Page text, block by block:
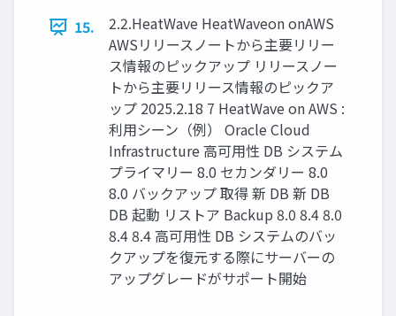
15.
2.2.HeatWave HeatWaveon onAWS
AWSリリースノートから主要リリー
ス情報のピックアップ リリースノー
トから主要リリース情報のピックア
ップ 2025.2.18 7 HeatWave on AWS :
利用シーン（例） Oracle Cloud
Infrastructure 高可用性 DB システム
プライマリー 8.0 セカンダリー 8.0
8.0 バックアップ 取得 新 DB 新 DB
DB 起動 リストア Backup 8.0 8.4 8.0
8.4 8.4 高可用性 DB システムのバッ
クアップを復元する際にサーバーの
アップグレードがサポート開始